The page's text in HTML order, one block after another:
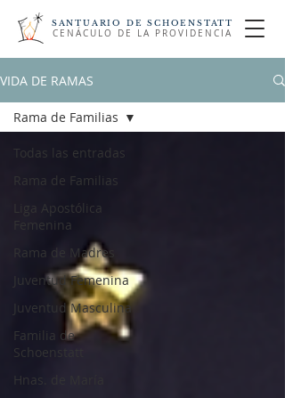
SANTUARIO DE SCHOENSTATT
CENÁCULO DE LA PROVIDENCIA
VIDA DE RAMAS
Todas las entradas
Rama de Familias
Liga Apostólica
Femenina
Rama de Madres
Juventud Femenina
Juventud Masculina
Familia de
Schoenstatt
Hnas. de María
Rama de Familias